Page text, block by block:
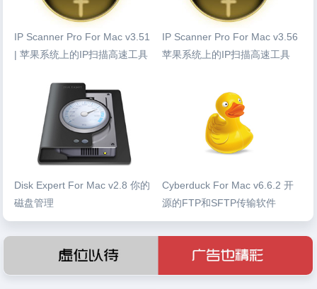
IP Scanner Pro For Mac v3.51
| 苹果系统上的IP扫描高速工具
IP Scanner Pro For Mac v3.56
苹果系统上的IP扫描高速工具
Disk Expert For Mac v2.8 你的
磁盘管理
Cyberduck For Mac v6.6.2 开
源的FTP和SFTP传输软件